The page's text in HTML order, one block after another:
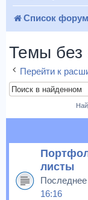
Список
Темы без
Перейти к
листы
16:16